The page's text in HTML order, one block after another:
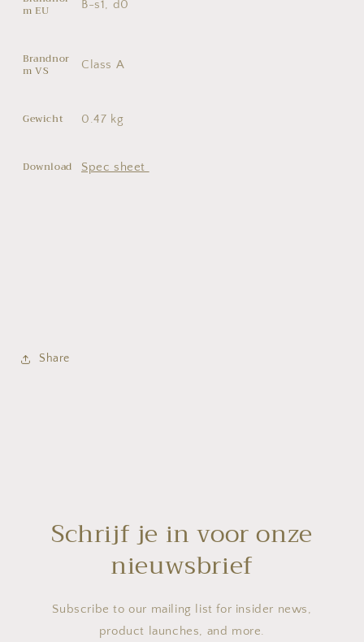
m EU B-s1, d0
Brandnor
m VS Class A
Gewicht 0.47 kg
Download Spec sheet
Share
Schrijf je in voor onze
nieuwsbrief
Subscribe to our mailing list for insider news,
product launches, and more.